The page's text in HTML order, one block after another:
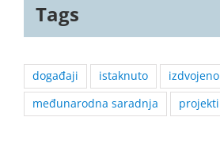
Tags
događaji istaknuto izdvojeno
međunarodna saradnja
projekti